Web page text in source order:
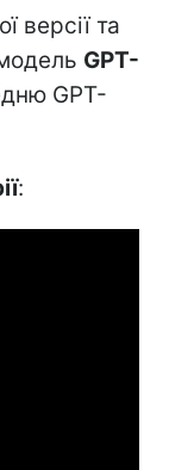
версії та
GPT-
GPT-
: